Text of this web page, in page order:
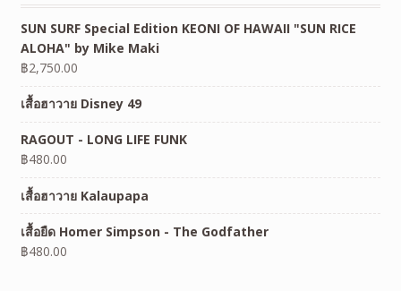
SUN SURF Special Edition KEONI OF HAWAII "SUN RICE
ALOHA" by Mike Maki
฿2,750.00
เสื้อฮาวาย Disney 49
RAGOUT - LONG LIFE FUNK
฿480.00
เสื้อฮาวาย Kalaupapa
เสื้อยืด Homer Simpson - The Godfather
฿480.00